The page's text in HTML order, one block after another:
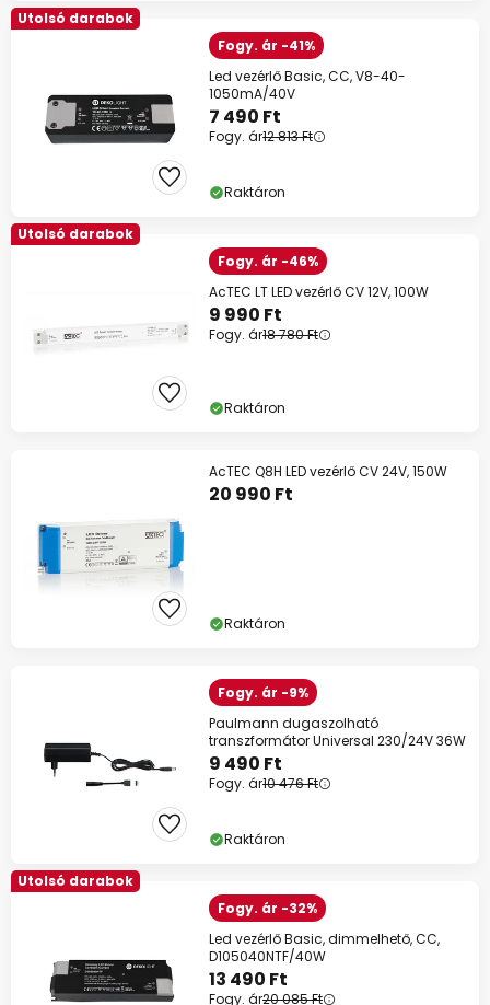
Utolsó darabok
Fogy. ár -41%
Led vezérlő Basic, CC, V8-40-
1050mA/40V
7 490 Ft
Fogy. ár12 813 Ft
Raktáron
Utolsó darabok
Fogy. ár -46%
AcTEC LT LED vezérlő CV 12V, 100W
9 990 Ft
Fogy. ár18 780 Ft
Raktáron
AcTEC Q8H LED vezérlő CV 24V, 150W
20 990 Ft
Raktáron
Fogy. ár -9%
Paulmann dugaszolható
transzformátor Universal 230/24V 36W
9 490 Ft
Fogy. ár10 476 Ft
Raktáron
Utolsó darabok
Fogy. ár -32%
Led vezérlő Basic, dimmelhető, CC,
D105040NTF/40W
13 490 Ft
Fogy. ár20 085 Ft